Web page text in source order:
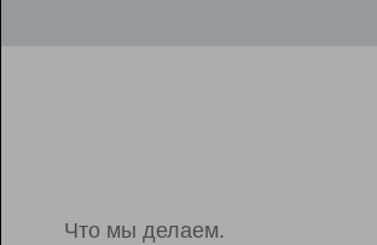
Что мы делаем.